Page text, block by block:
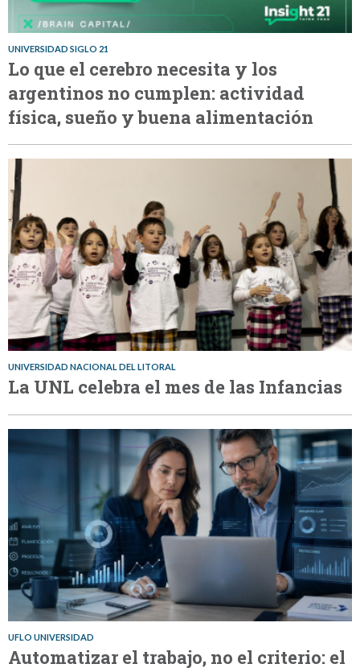
UNIVERSIDAD SIGLO 21
Lo que el cerebro necesita y los
argentinos no cumplen: actividad
física, sueño y buena alimentación
UNIVERSIDAD NACIONAL DEL LITORAL
La UNL celebra el mes de las Infancias
UFLO UNIVERSIDAD
Automatizar el trabajo, no el criterio: el